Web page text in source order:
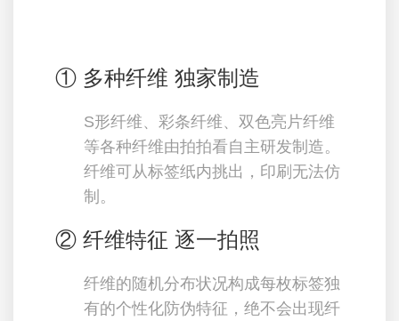
① 多种纤维 独家制造
S形纤维、彩条纤维、双色亮片纤维
等各种纤维由拍拍看自主研发制造。
纤维可从标签纸内挑出，印刷无法仿
制。
② 纤维特征 逐一拍照
纤维的随机分布状况构成每枚标签独
有的个性化防伪特征，绝不会出现纤